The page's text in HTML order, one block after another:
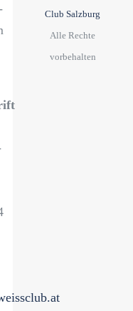
Club Salzburg
Alle Rechte
vorbehalten